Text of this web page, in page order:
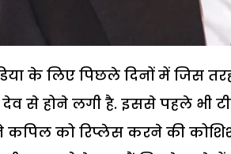
के लिए पिछले दिनों में जिस
से होने लगी है. इससे पहले भी
कपिल को रिप्लेस करने की